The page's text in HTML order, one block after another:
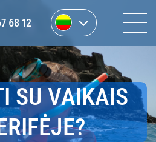
68 12
SU VAIKAIS